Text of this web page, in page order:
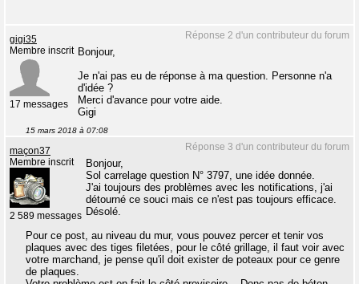
Réponse 2 d'un contributeur du forum
gigi35
Membre inscrit
17 messages
Bonjour,
Je n'ai pas eu de réponse à ma question. Personne n'a
d'idée ?
Merci d'avance pour votre aide.
Gigi
15 mars 2018 à 07:08
Réponse 3 d'un contributeur du forum
maçon37
Membre inscrit
2 589 messages
Bonjour,
Sol carrelage question N° 3797, une idée donnée.
J'ai toujours des problèmes avec les notifications, j'ai
détourné ce souci mais ce n'est pas toujours efficace.
Désolé.
Pour ce post, au niveau du mur, vous pouvez percer et tenir vos
plaques avec des tiges filetées, pour le côté grillage, il faut voir avec
votre marchand, je pense qu'il doit exister de poteaux pour ce genre
de plaques.